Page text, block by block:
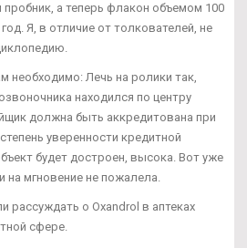
пробник, а теперь флакон объемом 100
Я, в отличие от толкователей, не
необходимо: Лечь на ролики так,
находился по центру
должна быть аккредитована при
уверенности кредитной
будет достроен, высока. Вот уже
на мгновение не пожалела.
о Oxandrol в аптеках
сфере.